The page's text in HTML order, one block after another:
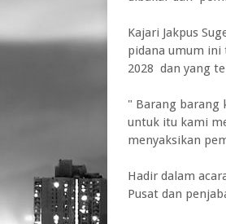
Kajari Jakpus
pidana umum ini
2028 dan yang
" Barang barang
untuk itu kami
menyaksikan
Hadir dalam
Pusat dan